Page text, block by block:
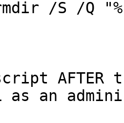
as an